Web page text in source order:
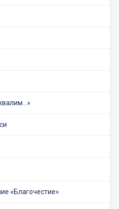
«Благочестие»